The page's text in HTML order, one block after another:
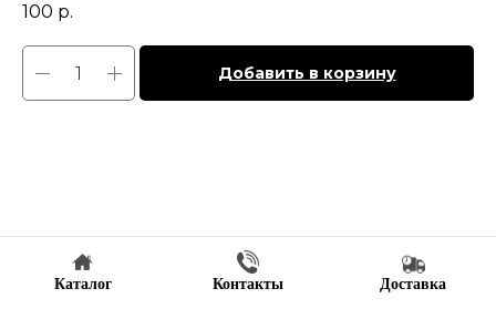
100 р.
Добавить в корзину
Каталог Контакты Доставка